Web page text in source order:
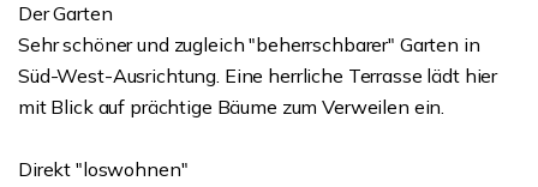
Der Garten
Sehr schöner und zugleich "beherrschbarer" Garten in
Süd-West-Ausrichtung. Eine herrliche Terrasse lädt hier
mit Blick auf prächtige Bäume zum Verweilen ein.
Direkt "loswohnen"